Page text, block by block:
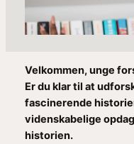
Velkommen, unge
Er du klar til at
fascinerende
videnskabelige
historien.